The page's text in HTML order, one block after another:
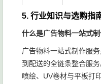
5. 行业知识与选购指
什么是广告物料一站式制
广告物料一站式制作服
到配送的全链条整合服
喷绘、UV卷材与平板打